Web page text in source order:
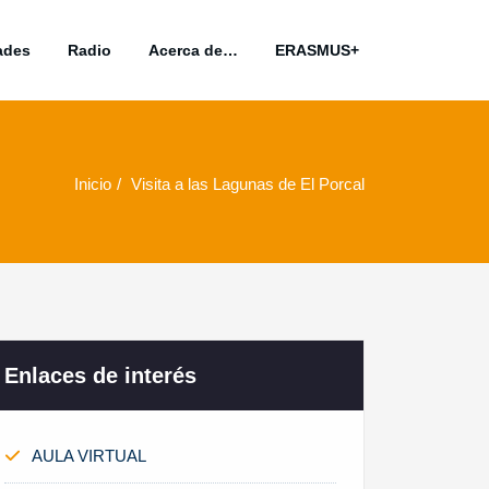
Radio Acerca de… ERASMUS+
Inicio Visita a las Lagunas de El Porcal
Enlaces de interés
AULA VIRTUAL